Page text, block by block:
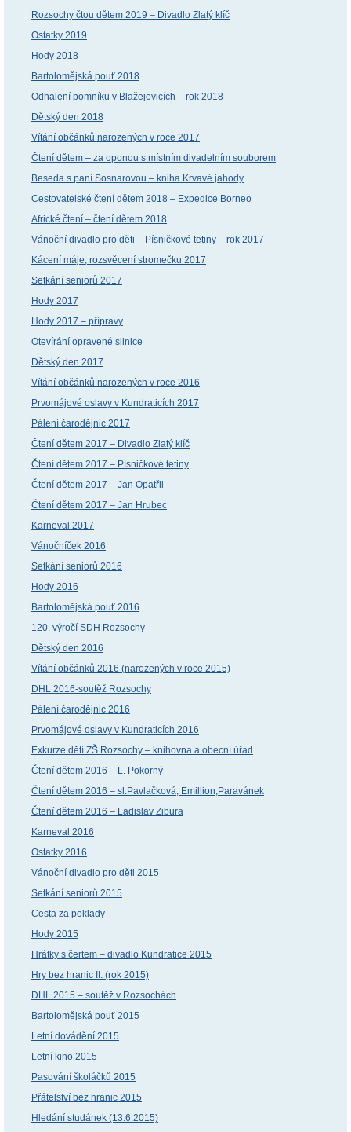
Rozsochy čtou dětem 2019 – Divadlo Zlatý klíč
Ostatky 2019
Hody 2018
Bartolomějská pouť 2018
Odhalení pomníku v Blažejovicích – rok 2018
Dětský den 2018
Vítání občánků narozených v roce 2017
Čtení dětem – za oponou s místním divadelním souborem
Beseda s paní Sosnarovou – kniha Krvavé jahody
Cestovatelské čtení dětem 2018 – Expedice Borneo
Africké čtení – čtení dětem 2018
Vánoční divadlo pro děti – Písničkové tetiny – rok 2017
Kácení máje, rozsvěcení stromečku 2017
Setkání seniorů 2017
Hody 2017
Hody 2017 – přípravy
Otevírání opravené silnice
Dětský den 2017
Vítání občánků narozených v roce 2016
Prvomájové oslavy v Kundraticích 2017
Pálení čarodějnic 2017
Čtení dětem 2017 – Divadlo Zlatý klíč
Čtení dětem 2017 – Písničkové tetiny
Čtení dětem 2017 – Jan Opatřil
Čtení dětem 2017 – Jan Hrubec
Karneval 2017
Vánočníček 2016
Setkání seniorů 2016
Hody 2016
Bartolomějská pouť 2016
120. výročí SDH Rozsochy
Dětský den 2016
Vítání občánků 2016 (narozených v roce 2015)
DHL 2016-soutěž Rozsochy
Pálení čarodějnic 2016
Prvomájové oslavy v Kundraticích 2016
Exkurze dětí ZŠ Rozsochy – knihovna a obecní úřad
Čtení dětem 2016 – L. Pokorný
Čtení dětem 2016 – sl.Pavlačková, Emillion,Paravánek
Čtení dětem 2016 – Ladislav Zibura
Karneval 2016
Ostatky 2016
Vánoční divadlo pro děti 2015
Setkání seniorů 2015
Cesta za poklady
Hody 2015
Hrátky s čertem – divadlo Kundratice 2015
Hry bez hranic II. (rok 2015)
DHL 2015 – soutěž v Rozsochách
Bartolomějská pouť 2015
Letní dovádění 2015
Letní kino 2015
Pasování školáčků 2015
Přátelství bez hranic 2015
Hledání studánek (13.6.2015)